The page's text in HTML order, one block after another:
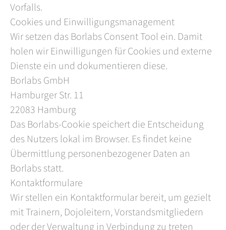
Vorfalls.
Cookies und Einwilligungsmanagement
Wir setzen das Borlabs Consent Tool ein. Damit
holen wir Einwilligungen für Cookies und externe
Dienste ein und dokumentieren diese.
Borlabs GmbH
Hamburger Str. 11
22083 Hamburg
Das Borlabs-Cookie speichert die Entscheidung
des Nutzers lokal im Browser. Es findet keine
Übermittlung personenbezogener Daten an
Borlabs statt.
Kontaktformulare
Wir stellen ein Kontaktformular bereit, um gezielt
mit Trainern, Dojoleitern, Vorstandsmitgliedern
oder der Verwaltung in Verbindung zu treten